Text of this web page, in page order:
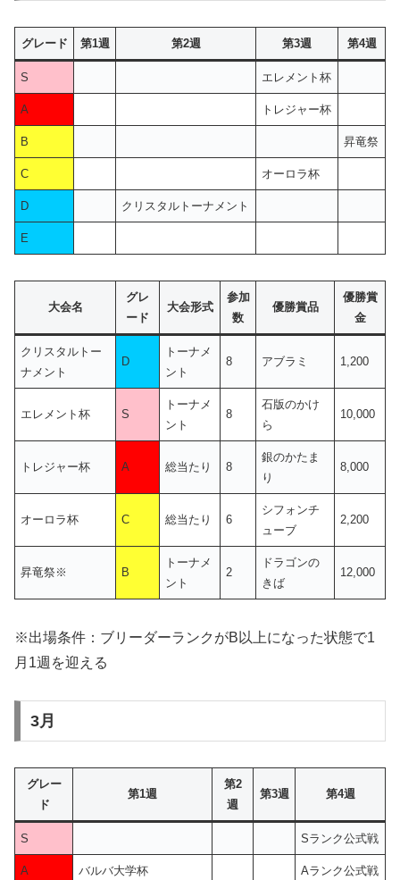
グレード 第1週 第2週 第3週 第4週
S エレメント杯
A トレジャー杯
B 昇竜祭
C オーロラ杯
D クリスタルトーナメント
E
大会名
グレ
ード
大会形式
参加
数
優勝賞品
優勝賞
金
クリスタルトー
ナメント
D
トーナメ
ント
8 アブラミ 1,200
エレメント杯 S
トーナメ
ント
8
石版のかけ
ら
10,000
トレジャー杯 A 総当たり 8
銀のかたま
り
8,000
オーロラ杯 C 総当たり 6
シフォンチ
ューブ
2,200
昇竜祭※ B
トーナメ
ント
2
ドラゴンの
きば
12,000
※出場条件：ブリーダーランクがB以上になった状態で1
月1週を迎える
3月
グレー
ド
第1週
第2
週
第3週 第4週
S Sランク公式戦
A バルバ大学杯 Aランク公式戦